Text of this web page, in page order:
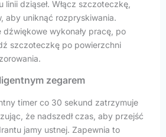
linii dziąseł. Włącz szczoteczkę,
aby uniknąć rozpryskiwania.
wykonały pracę, po
szczoteczkę po powierzchni
zegarem
timer co 30 sekund zatrzymuje
że nadszedł czas, aby przejść
jamy ustnej. Zapewnia to